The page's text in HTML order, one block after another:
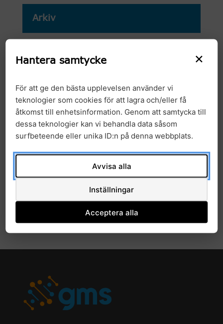
Arkiv
2024
2023
2022
×
Hantera samtycke
För att ge den bästa upplevelsen använder vi
teknologier som cookies för att lagra och/eller få
åtkomst till enhetsinformation. Genom att samtycka till
dessa teknologier kan vi behandla data såsom
surfbeteende eller unika ID:n på denna webbplats.
Avvisa alla
Inställningar
Acceptera alla